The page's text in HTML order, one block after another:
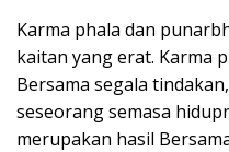
Karma phala dan
kaitan yang erat. Karma
Bersama segala
seseorang semasa
merupakan hasil